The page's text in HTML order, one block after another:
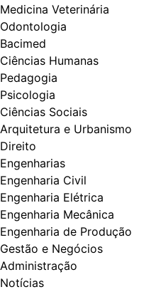
Medicina Veterinária
Odontologia
Bacimed
Ciências Humanas
Pedagogia
Psicologia
Ciências Sociais
Arquitetura e Urbanismo
Direito
Engenharias
Engenharia Civil
Engenharia Elétrica
Engenharia Mecânica
Engenharia de Produção
Gestão e Negócios
Administração
Notícias